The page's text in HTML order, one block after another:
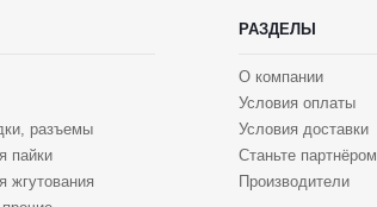
разъемы
пайки
жгутования
РАЗДЕЛЫ
О компании
Условия оплаты
Условия доставки
Станьте партнёром
Производители